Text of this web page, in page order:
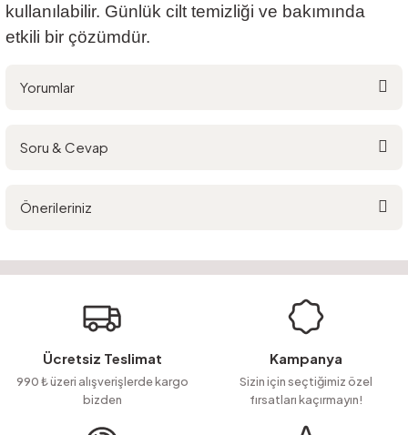
kullanılabilir. Günlük cilt temizliği ve bakımında
etkili bir çözümdür.
Yorumlar
Soru & Cevap
Soru Sor
Önerileriniz
Görüş ve önerileriniz için teşekkür ederiz.
Ürün resmi kalitesiz, bozuk veya görüntülenemiyor.
Ürün açıklamasında eksik bilgiler bulunuyor.
Ürün bilgilerinde hatalar bulunuyor.
Ürün fiyatı diğer sitelerden daha pahalı.
Ücretsiz Teslimat
990 ₺ üzeri alışverişlerde kargo
bizden
Kampanya
Sizin için seçtiğimiz özel
fırsatları kaçırmayın!